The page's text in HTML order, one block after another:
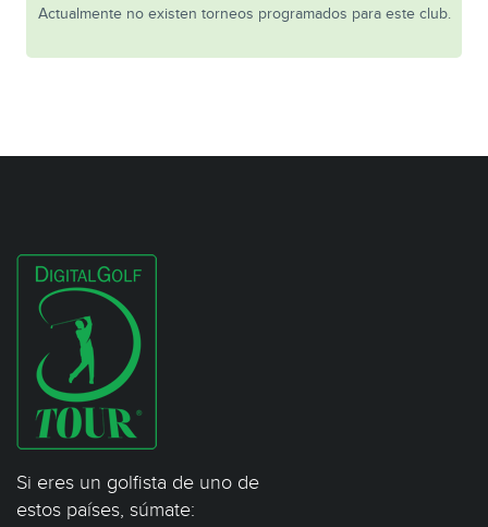
Actualmente no existen torneos programados para este club.
Si eres un golfista de uno de
estos países, súmate: